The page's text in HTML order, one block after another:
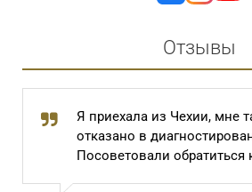
Отзывы
Я приехала из Чехии, мне
отказано в
Посоветовали обратиться